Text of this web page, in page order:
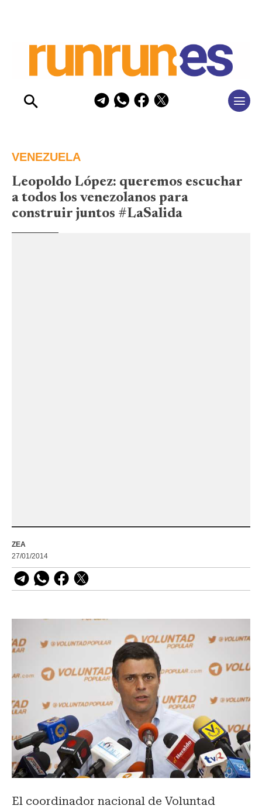
VENEZUELA
Leopoldo López: queremos escuchar
a todos los venezolanos para
construir juntos #LaSalida
ZEA
27/01/2014
El coordinador nacional de Voluntad